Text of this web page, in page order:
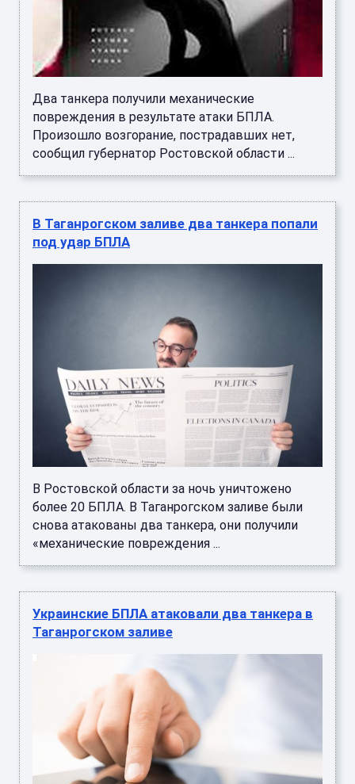
Два танкера получили механические
повреждения в результате атаки БПЛА.
Произошло возгорание, пострадавших нет,
сообщил губернатор Ростовской области ...
В Таганрогском заливе два танкера попали
под удар БПЛА
В Ростовской области за ночь уничтожено
более 20 БПЛА. В Таганрогском заливе были
снова атакованы два танкера, они получили
«механические повреждения ...
Украинские БПЛА атаковали два танкера в
Таганрогском заливе